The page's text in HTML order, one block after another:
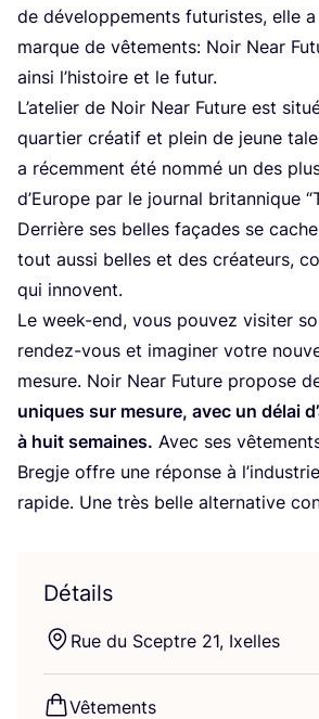
de déve­lop­pe­ments futu­ristes, elle
marque de vête­ments: Noir Near
ain­si l’his­toire et le futur.
L’atelier de Noir Near Future est
quar­tier créa­tif et plein de jeune
a récem­ment été nom­mé un des
d’Europe par le jour­nal bri­tan­nique “
Der­rière ses belles façades se
tout aus­si belles et des créa­teurs,
qui innovent.
Le week-end, vous pou­vez visi­ter
ren­dez-vous et ima­gi­ner votre
mesure. Noir Near Future pro­pose
uniques sur mesure, avec un délai
à huit semaines. Avec ses
Bregje offre une réponse à
rapide. Une très belle alter­na­tive
Détails
Rue du Sceptre 21, Ixelles
Vête­ments